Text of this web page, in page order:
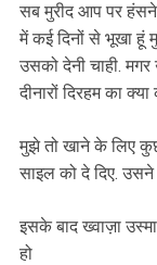
सब मुरीद आप पर
में कई दिनों से भूखा हूं
उसको देनी चाही.
दीनारों दिरहम का
मुझे तो खाने के लिए
साइल को दे दिए.
इसके बाद ख्वाज़ा
हो